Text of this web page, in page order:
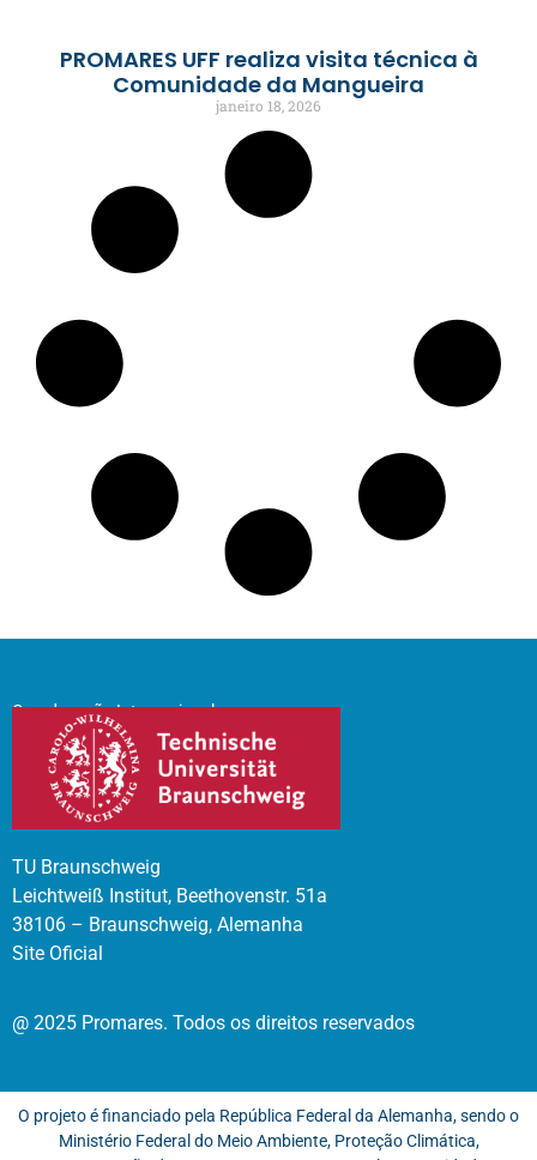
PROMARES UFF realiza visita técnica à
Comunidade da Mangueira
janeiro 18, 2026
Coordenação Internacional
TU Braunschweig
Leichtweiß Institut, Beethovenstr. 51a
38106 – Braunschweig, Alemanha
Site Oficial
@ 2025 Promares. Todos os direitos reservados
O projeto é financiado pela República Federal da Alemanha, sendo o
Ministério Federal do Meio Ambiente, Proteção Climática,